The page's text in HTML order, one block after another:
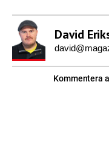
David
Kommentera